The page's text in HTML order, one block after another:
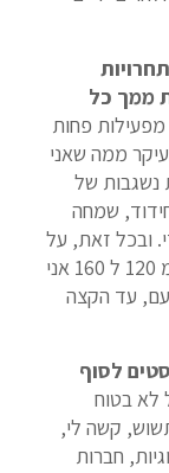
ממך כל
פחות
ממה שאני
נשגבות של
שמחה
ובכל זאת, על
מנת "להעלות את כוח הסוס" שלי . . נניח מ 120 ל 160 אני
עד הקצה
אני מתחיל את הסט ה 6 ורואה כבר 2 סטים לסוף
לא בטוח
קשה לי,
חברות